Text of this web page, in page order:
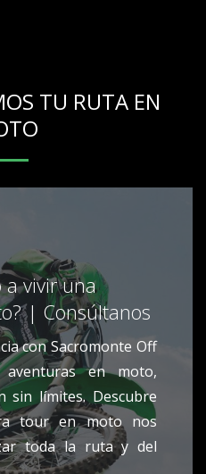
TU RUTA EN
a vivir una
| Consúltanos
con Sacromonte Off
aventuras en moto,
sin límites. Descubre
tour en moto nos
toda la ruta y del